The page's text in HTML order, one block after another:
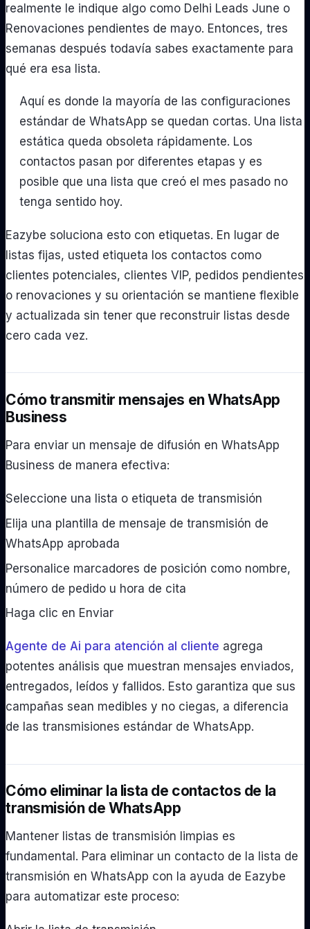
realmente le indique algo como Delhi Leads June o
Renovaciones pendientes de mayo. Entonces, tres
semanas después todavía sabes exactamente para
qué era esa lista.
Aquí es donde la mayoría de las configuraciones
estándar de WhatsApp se quedan cortas. Una lista
estática queda obsoleta rápidamente. Los
contactos pasan por diferentes etapas y es
posible que una lista que creó el mes pasado no
tenga sentido hoy.
Eazybe soluciona esto con etiquetas. En lugar de
listas fijas, usted etiqueta los contactos como
clientes potenciales, clientes VIP, pedidos pendientes
o renovaciones y su orientación se mantiene flexible
y actualizada sin tener que reconstruir listas desde
cero cada vez.
Cómo transmitir mensajes en WhatsApp
Business
Para enviar un mensaje de difusión en WhatsApp
Business de manera efectiva:
Seleccione una lista o etiqueta de transmisión
Elija una plantilla de mensaje de transmisión de
WhatsApp aprobada
Personalice marcadores de posición como nombre,
número de pedido u hora de cita
Haga clic en Enviar
Agente de Ai para atención al cliente agrega
potentes análisis que muestran mensajes enviados,
entregados, leídos y fallidos. Esto garantiza que sus
campañas sean medibles y no ciegas, a diferencia
de las transmisiones estándar de WhatsApp.
Cómo eliminar la lista de contactos de la
transmisión de WhatsApp
Mantener listas de transmisión limpias es
fundamental. Para eliminar un contacto de la lista de
transmisión en WhatsApp con la ayuda de Eazybe
para automatizar este proceso: